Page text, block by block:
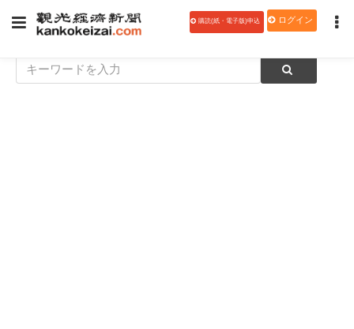
購読(紙・電子版)申込 ログイン